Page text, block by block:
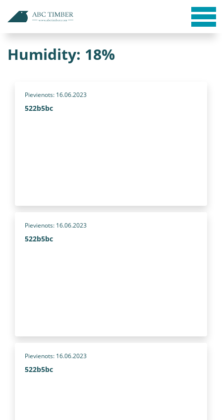
Humidity: 18%
Pievienots: 16.06.2023
522b5bc
Pievienots: 16.06.2023
522b5bc
Pievienots: 16.06.2023
522b5bc